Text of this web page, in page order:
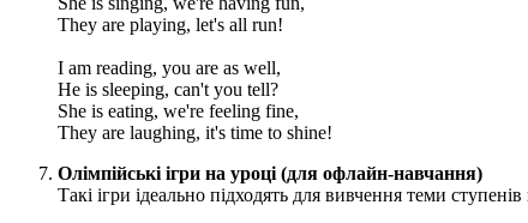
They are playing, let's all run!
I am reading, you are as well,
He is sleeping, can't you tell?
She is eating, we're feeling fine,
They are laughing, it's time to shine!
Олімпійські ігри на уроці (для офлайн-навчання)
Такі ігри ідеально підходять для вивчення теми